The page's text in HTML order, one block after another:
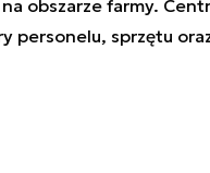
obszarze farmy.
personelu, sprzętu